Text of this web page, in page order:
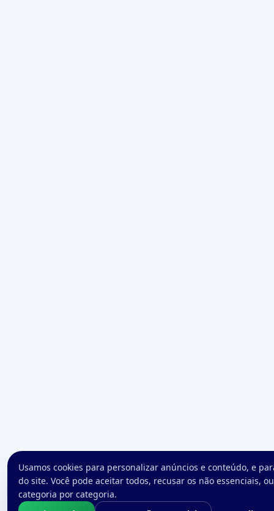
Usamos cookies para personalizar anúncios e conteúdo, e
do site. Você pode aceitar todos, recusar os não essenciais,
categoria por categoria.